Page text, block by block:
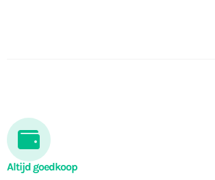
Altijd goedkoop